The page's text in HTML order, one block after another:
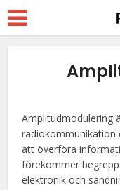
Amplitudmodulering
radiokommunikation
att överföra
förekommer
elektronik och